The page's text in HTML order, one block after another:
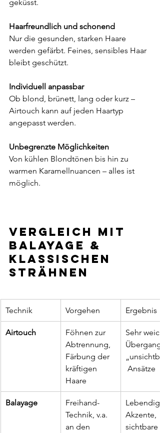
geküsst.
Haarfreundlich und schonend
Nur die gesunden, starken Haare
werden gefärbt. Feines, sensibles Haar
bleibt geschützt.
Individuell anpassbar
Ob blond, brünett, lang oder kurz –
Airtouch kann auf jeden Haartyp
angepasst werden.
Unbegrenzte Möglichkeiten
Von kühlen Blondtönen bis hin zu
warmen Karamellnuancen – alles ist
möglich.
Vergleich mit
Balayage &
klassischen
Strähnen
Technik Vorgehen Ergebnis
Airtouch
Föhnen zur
Abtrennung,
Färbung der
kräftigen
Haare
Sehr
Ansätze
Balayage
Freihand-
Technik, v.a.
an den
Akzente,
sichtbare